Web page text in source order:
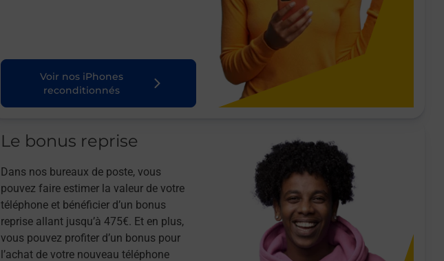
Voir nos iPhones
reconditionnés
Le bonus reprise
Dans nos bureaux de poste, vous
pouvez faire estimer la valeur de votre
téléphone et bénéficier d’un bonus
reprise allant jusqu’à 475€. Et en plus,
vous pouvez profiter d’un bonus pour
l’achat de votre nouveau téléphone